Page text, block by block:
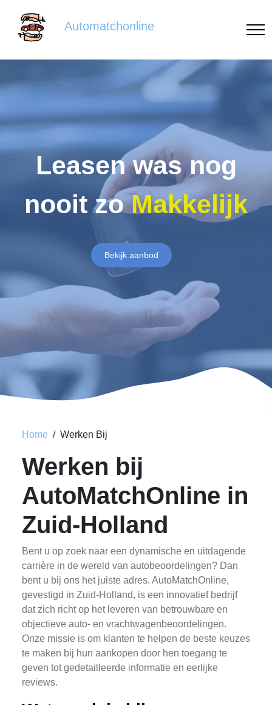
Automatchonline
Leasen was nog
nooit zoMakkelijk
Bekijk aanbod
Home Werken Bij
Werken bij
AutoMatchOnline in
Zuid-Holland
Bent u op zoek naar een dynamische en uitdagende
carrière in de wereld van autobeoordelingen? Dan
bent u bij ons het juiste adres. AutoMatchOnline,
gevestigd in Zuid-Holland, is een innovatief bedrijf
dat zich richt op het leveren van betrouwbare en
objectieve auto- en vrachtwagenbeoordelingen.
Onze missie is om klanten te helpen de beste keuzes
te maken bij hun aankopen door hen toegang te
geven tot gedetailleerde informatie en eerlijke
reviews.